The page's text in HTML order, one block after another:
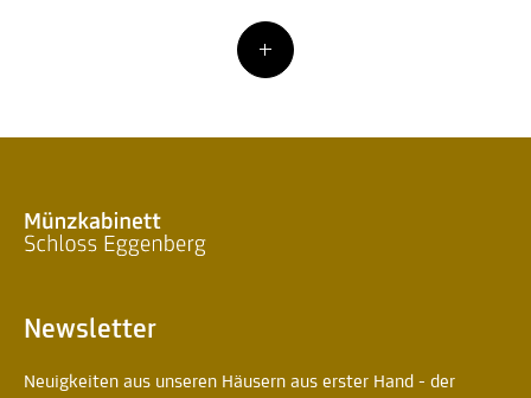
Newsletter
Neuigkeiten aus unseren Häusern aus erster Hand - der